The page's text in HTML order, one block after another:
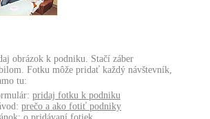
obrázok k podniku. Stačí záber
Fotku môže pridať každý návštevník,
tu:
pridaj fotku k podniku
prečo a ako fotiť podniky